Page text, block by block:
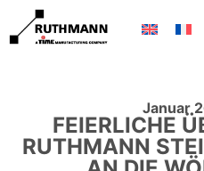
Januar
FEIERLICHE
RUTHMANN